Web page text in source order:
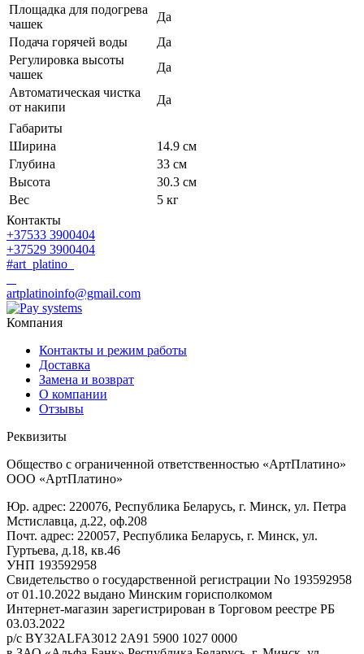
Площадка для подогрева
чашек
Да
Подача горячей воды
Да
Регулировка высоты
чашек
Да
Автоматическая чистка
от накипи
Да
Габариты
Ширина
14.9 см
Глубина
33 см
Высота
30.3 см
Вес
5 кг
Контакты
+37533 3900404
+37529 3900404
#art_platino
artplatinoinfo@gmail.com
Компания
Контакты и режим работы
Доставка
Замена и возврат
О компании
Отзывы
Реквизиты
Общество с ограниченной ответственностью «АртПлатино»
ООО «АртПлатино»
Юр. адрес: 220076, Республика Беларусь, г. Минск, ул. Петра
Мстиславца, д.22, оф.208
Почт. адрес: 220057, Республика Беларусь, г. Минск, ул.
Гуртьева, д.18, кв.46
УНП 193592958
Свидетельство о государственной регистрации No 193592958
от 01.10.2022 выдано Минским горисполкомом
Интернет-магазин зарегистрирован в Торговом реестре РБ
03.03.2022
р/с BY32ALFA3012 2A91 5900 1027 0000